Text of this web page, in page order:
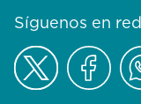
Síguenos en